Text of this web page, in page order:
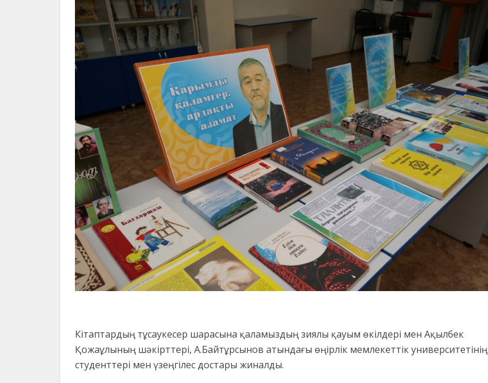
Кітаптардың тұсаукесер шарасына қаламыздың зиялы қауым өкілдері мен Ақылбек
Қожаұлының шәкірттері, А.Байтұрсынов атындағы өңірлік мемлекеттік университетінің
студенттері мен үзеңгілес достары жиналды.